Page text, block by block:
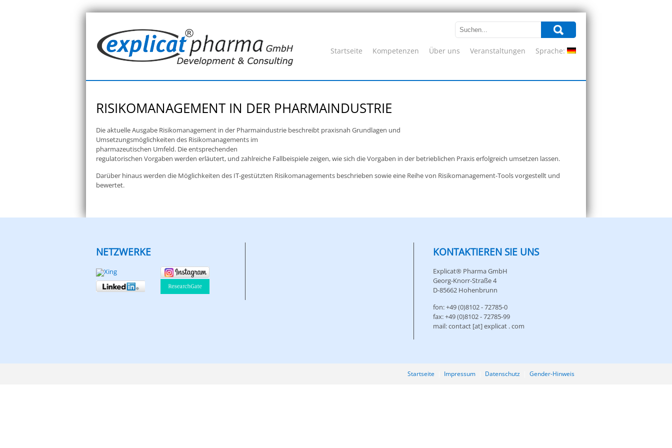
Startseite Kompetenzen Über uns Veranstaltungen Sprache:
RISIKOMANAGEMENT IN DER PHARMAINDUSTRIE
Die aktuelle Ausgabe Risikomanagement in der Pharmaindustrie beschreibt praxisnah Grundlagen und
Umsetzungsmöglichkeiten des Risikomanagements im
pharmazeutischen Umfeld. Die entsprechenden
regulatorischen Vorgaben werden erläutert, und zahlreiche Fallbeispiele zeigen, wie sich die Vorgaben in der betrieblichen Praxis erfolgreich umsetzen lassen.
Darüber hinaus werden die Möglichkeiten des IT-gestützten Risikomanagements beschrieben sowie eine Reihe von Risikomanagement-Tools vorgestellt und
bewertet.
NETZWERKE KONTAKTIEREN SIE UNS
Explicat® Pharma GmbH
Georg-Knorr-Straße 4
D-85662 Hohenbrunn
fon: +49 (0)8102 - 72785-0
fax: +49 (0)8102 - 72785-99
mail: contact [at] explicat . com
Startseite Impressum Datenschutz Gender-Hinweis